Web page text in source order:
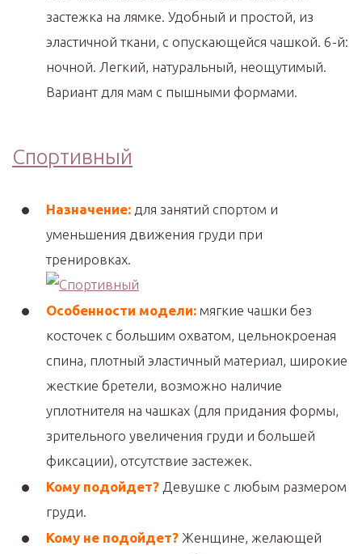
застежка на лямке. Удобный и простой, из
эластичной ткани, с опускающейся чашкой. 6-й:
ночной. Легкий, натуральный, неощутимый.
Вариант для мам с пышными формами.
Спортивный
Назначение: для занятий спортом и
уменьшения движения груди при
тренировках.
Особенности модели: мягкие чашки без
косточек с большим охватом, цельнокроеная
спина, плотный эластичный материал, широкие
жесткие бретели, возможно наличие
уплотнителя на чашках (для придания формы,
зрительного увеличения груди и большей
фиксации), отсутствие застежек.
Кому подойдет? Девушке с любым размером
груди.
Кому не подойдет? Женщине, желающей